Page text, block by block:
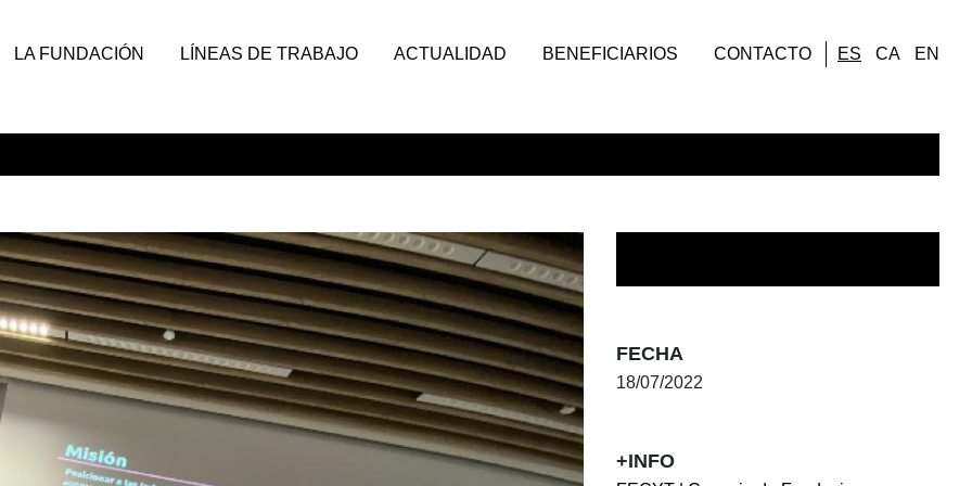
LA FUNDACIÓN LÍNEAS DE TRABAJO ACTUALIDAD BENEFICIARIOS CONTACTO ES CA EN
FECHA
18/07/2022
+INFO